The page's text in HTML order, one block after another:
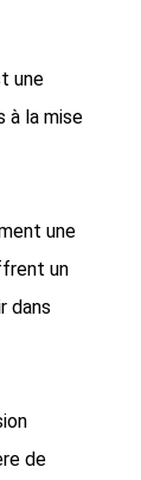
une
à la mise
une
un
dans
de